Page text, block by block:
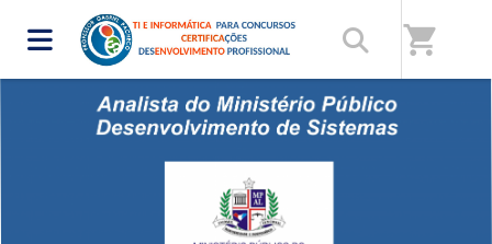
shopping_cart